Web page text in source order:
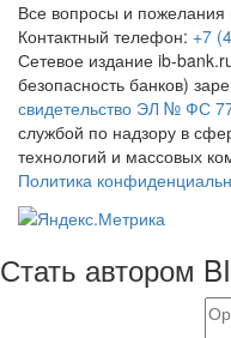
Все вопросы и пожелания
Контактный телефон: +7
Сетевое издание ib-
безопасность банков)
свидетельство ЭЛ № ФС
службой по надзору в
технологий и массовых
Политика
Стать автором